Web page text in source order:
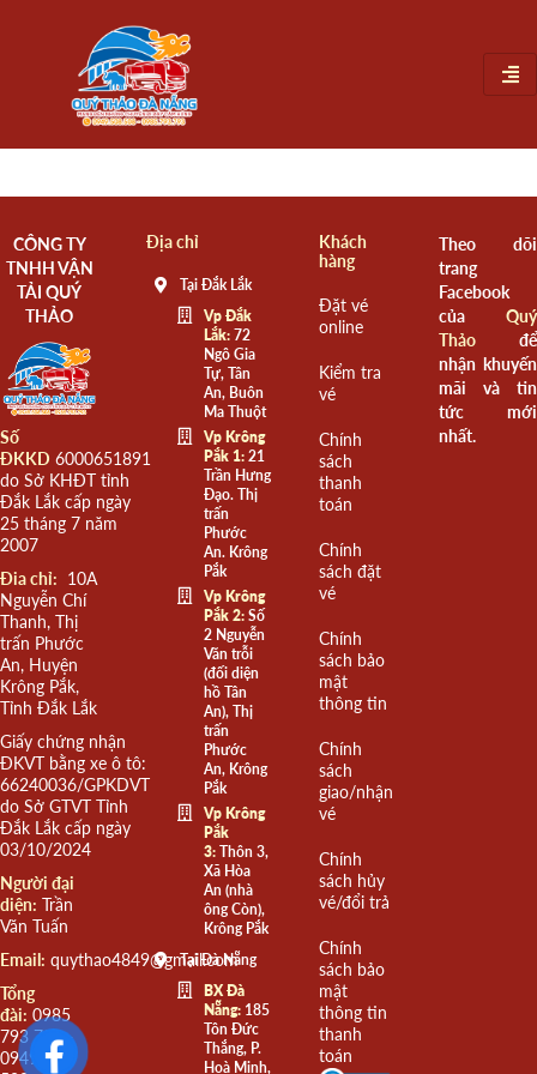
CÔNG TY
TNHH VẬN
TẢI QUÝ
THẢO
Số
ĐKKD 6000651891
do Sở KHĐT tỉnh
Đắk Lắk cấp ngày
25 tháng 7 năm
2007
Đia chỉ: 10A
Nguyễn Chí
Thanh, Thị
trấn Phước
An, Huyện
Krông Pắk,
Tỉnh Đắk Lắk
Giấy chứng nhận
ĐKVT bằng xe ô tô:
66240036/GPKDVT
do Sở GTVT Tỉnh
Đắk Lắk cấp ngày
03/10/2024
Người đại
diện: Trần
Văn Tuấn
Email: quythao4849@gmail.com
Tổng
đài: 0985
793 793 -
0949 508
Địa chỉ
Tại Đắk Lắk
Vp Đắk
Lắk:72
Ngô Gia
Tự, Tân
An, Buôn
Ma Thuột
Vp Krông
Pắk 1:21
Trần Hưng
Đạo. Thị
trấn
Phước
An. Krông
Pắk
Vp Krông
Pắk 2:Số
2 Nguyễn
Văn trỗi
(đối diện
hồ Tân
An), Thị
trấn
Phước
An, Krông
Pắk
Vp Krông
Pắk
3:Thôn 3,
Xã Hòa
An (nhà
ông Còn),
Krông Pắk
Tại Đà Nẵng
BX Đà
Nẵng:185
Tôn Đức
Thắng, P.
Hoà Minh,
Khách
hàng
Đặt vé
online
Kiểm tra
vé
Chính
sách
thanh
toán
Chính
sách đặt
vé
Chính
sách bảo
mật
thông tin
Chính
sách
giao/nhận
vé
Chính
sách hủy
vé/đổi trả
Chính
sách bảo
mật
thông tin
thanh
toán
Theo dõi
trang
Facebook
của Quý
Thảođể
nhận khuyến
mãi và tin
tức mới
nhất.